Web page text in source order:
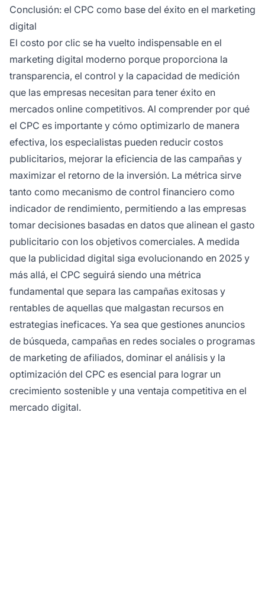
Conclusión: el CPC como base del éxito en el marketing
digital
El costo por clic se ha vuelto indispensable en el
marketing digital moderno porque proporciona la
transparencia, el control y la capacidad de medición
que las empresas necesitan para tener éxito en
mercados online competitivos. Al comprender por qué
el CPC es importante y cómo optimizarlo de manera
efectiva, los especialistas pueden reducir costos
publicitarios, mejorar la eficiencia de las campañas y
maximizar el retorno de la inversión. La métrica sirve
tanto como mecanismo de control financiero como
indicador de rendimiento, permitiendo a las empresas
tomar decisiones basadas en datos que alinean el gasto
publicitario con los objetivos comerciales. A medida
que la publicidad digital siga evolucionando en 2025 y
más allá, el CPC seguirá siendo una métrica
fundamental que separa las campañas exitosas y
rentables de aquellas que malgastan recursos en
estrategias ineficaces. Ya sea que gestiones anuncios
de búsqueda, campañas en redes sociales o programas
de marketing de afiliados, dominar el análisis y la
optimización del CPC es esencial para lograr un
crecimiento sostenible y una ventaja competitiva en el
mercado digital.